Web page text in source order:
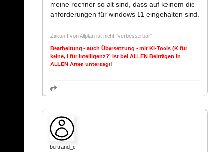
meine rechner so alt sind, dass auf keinem die
anforderungen für windows 11 eingehalten sind.
Zukunft von Allplan ist nicht "verbesserbar"
Bearbeitung - auch Übersetzung - mit KI-Tools (K für
keine, I für Intelligenz?) ist bei ALLEN Beiträgen in
ALLEN Arten untersagt!
bertrand_c